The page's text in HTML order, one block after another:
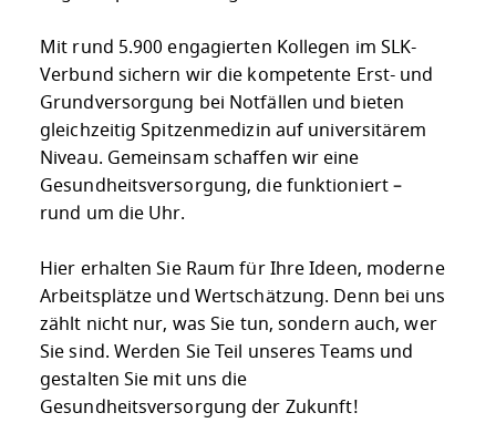
Mit rund 5.900 engagierten Kollegen im SLK-
Verbund sichern wir die kompetente Erst- und
Grundversorgung bei Notfällen und bieten
gleichzeitig Spitzenmedizin auf universitärem
Niveau. Gemeinsam schaffen wir eine
Gesundheitsversorgung, die funktioniert –
rund um die Uhr.
Hier erhalten Sie Raum für Ihre Ideen, moderne
Arbeitsplätze und Wertschätzung. Denn bei uns
zählt nicht nur, was Sie tun, sondern auch, wer
Sie sind. Werden Sie Teil unseres Teams und
gestalten Sie mit uns die
Gesundheitsversorgung der Zukunft!